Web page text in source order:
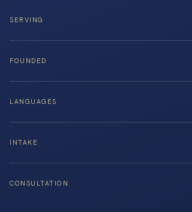
SERVING
FOUNDED
LANGUAGES
INTAKE
CONSULTATION